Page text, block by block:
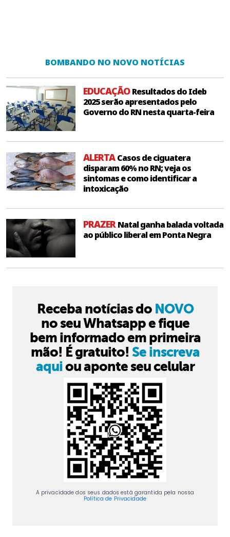
BOMBANDO NO NOVO NOTÍCIAS
EDUCAÇÃOResultados do Ideb
2025 serão apresentados pelo
Governo do RN nesta quarta-feira
ALERTACasos de ciguatera
disparam 60% no RN; veja os
sintomas e como identificar a
intoxicação
PRAZER Natal ganha balada voltada
ao público liberal em Ponta Negra
Receba notícias do NOVO
no seu Whatsapp e fique
bem informado em primeira
mão! É gratuito! Se inscreva
aquiou aponte seu celular
A privacidade dos seus dados está garantida pela nossa
Política de Privacidade